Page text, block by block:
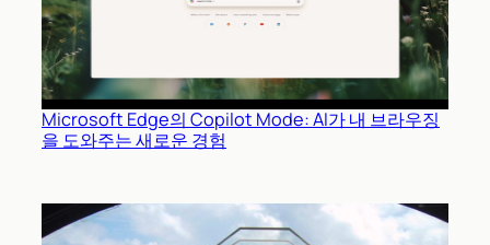
Microsoft Edge의 Copilot Mode: AI가 내 브라우징
을 도와주는 새로운 경험